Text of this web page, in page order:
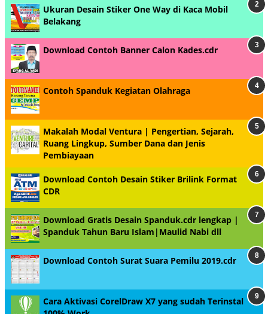
Ukuran Desain Stiker One Way di Kaca Mobil
Belakang
Download Contoh Banner Calon Kades.cdr
Contoh Spanduk Kegiatan Olahraga
Makalah Modal Ventura | Pengertian, Sejarah,
Ruang Lingkup, Sumber Dana dan Jenis
Pembiayaan
Download Contoh Desain Stiker Brilink Format
CDR
Download Gratis Desain Spanduk.cdr lengkap |
Spanduk Tahun Baru Islam|Maulid Nabi dll
Download Contoh Surat Suara Pemilu 2019.cdr
Cara Aktivasi CorelDraw X7 yang sudah Terinstal